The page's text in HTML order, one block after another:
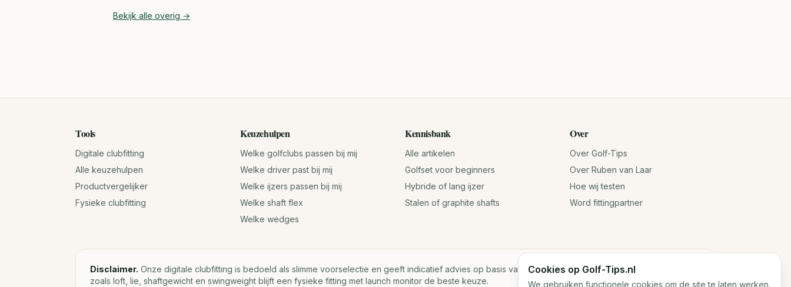
Bekijk alle overig →
Tools
Digitale clubfitting
Alle keuzehulpen
Productvergelijker
Fysieke clubfitting
Keuzehulpen
Welke golfclubs passen bij mij
Welke driver past bij mij
Welke ijzers passen bij mij
Welke shaft flex
Welke wedges
Kennisbank
Alle artikelen
Golfset voor beginners
Hybride of lang ijzer
Stalen of graphite shafts
Over
Over Golf-Tips
Over Ruben van Laar
Hoe wij testen
Word fittingpartner
Disclaimer. Onze digitale clubfitting is bedoeld als slimme voorselectie en geeft indicatief advies op basis van jouw antwoorden. Voor exacte specificaties
zoals loft, lie, shaftgewicht en swingweight blijft een fysieke fitting met launch monitor de beste keuze.
Cookies op Golf-Tips.nl
We gebruiken functionele cookies om de site te laten werken.